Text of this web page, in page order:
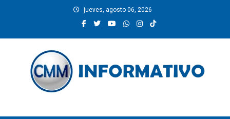
jueves, agosto 06, 2026